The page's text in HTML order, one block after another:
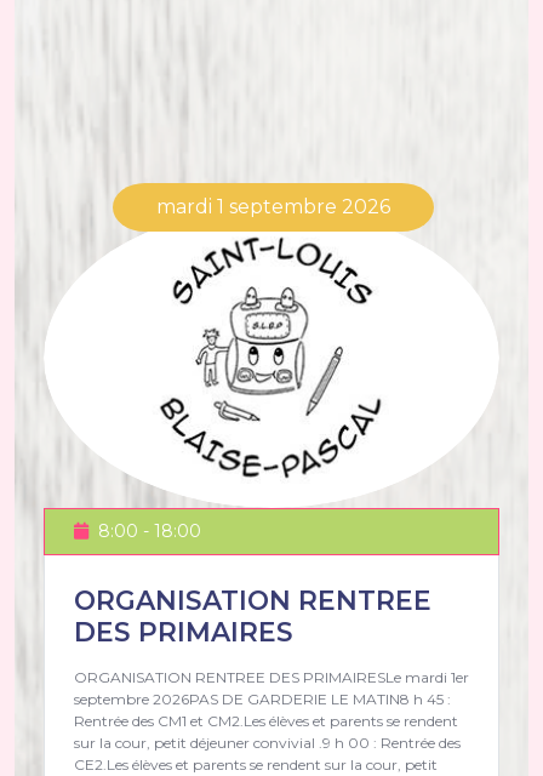
mardi 1 septembre 2026
8:00 - 18:00
ORGANISATION RENTREE
DES PRIMAIRES
ORGANISATION RENTREE DES PRIMAIRESLe mardi 1er
septembre 2026PAS DE GARDERIE LE MATIN8 h 45 :
Rentrée des CM1 et CM2.Les élèves et parents se rendent
sur la cour, petit déjeuner convivial .9 h 00 : Rentrée des
CE2.Les élèves et parents se rendent sur la cour, petit